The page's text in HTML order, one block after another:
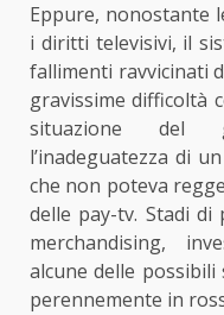
Eppure, nonostante
i diritti televisivi, il
fallimenti ravvicinati
gravissime difficoltà
situazione del
l’inadeguatezza di
che non poteva
delle pay-tv. Stadi
merchandising,
alcune delle
perennemente in